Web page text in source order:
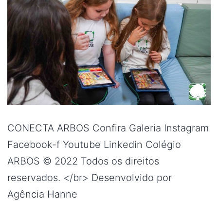
CONECTA ARBOS Confira Galeria Instagram
Facebook-f Youtube Linkedin Colégio
ARBOS © 2022 Todos os direitos
reservados. </br> Desenvolvido por
Agência Hanne